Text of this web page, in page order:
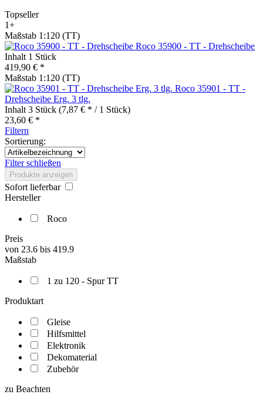
Topseller
1+
Maßstab 1:120 (TT)
Roco 35900 - TT - Drehscheibe
Inhalt 1 Stück
419,90 € *
Maßstab 1:120 (TT)
Roco 35901 - TT -
Drehscheibe Erg. 3 tlg.
Inhalt 3 Stück (7,87 € * / 1 Stück)
23,60 € *
Filtern
Sortierung:
Filter schließen
Produkte anzeigen
Sofort lieferbar
Hersteller
Roco
Preis
von 23.6 bis 419.9
Maßstab
1 zu 120 - Spur TT
Produktart
Gleise
Hilfsmittel
Elektronik
Dekomaterial
Zubehör
zu Beachten